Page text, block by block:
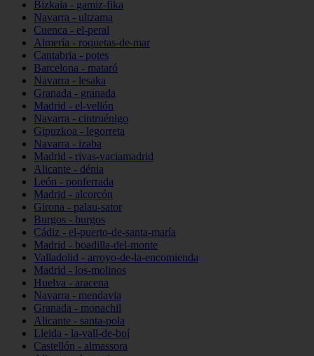
Bizkaia - gamiz-fika
Navarra - ultzama
Cuenca - el-peral
Almería - roquetas-de-mar
Cantabria - potes
Barcelona - mataró
Navarra - lesaka
Granada - granada
Madrid - el-vellón
Navarra - cintruénigo
Gipuzkoa - legorreta
Navarra - izaba
Madrid - rivas-vaciamadrid
Alicante - dénia
León - ponferrada
Madrid - alcorcón
Girona - palau-sator
Burgos - burgos
Cádiz - el-puerto-de-santa-maría
Madrid - boadilla-del-monte
Valladolid - arroyo-de-la-encomienda
Madrid - los-molinos
Huelva - aracena
Navarra - mendavia
Granada - monachil
Alicante - santa-pola
Lleida - la-vall-de-boí
Castellón - almassora